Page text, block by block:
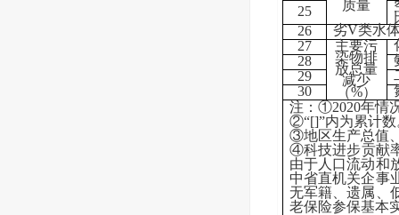
质量
25
26
劣V类水
27
主要污
染物排
放总量
减少
（%）
28
29
30
注：①2020年情
②“[]”内为累计数
③地区生产总值
④科技进步贡献
由于人口流动和
中省直机关企事
无军籍、遗属、
老保险参保基本